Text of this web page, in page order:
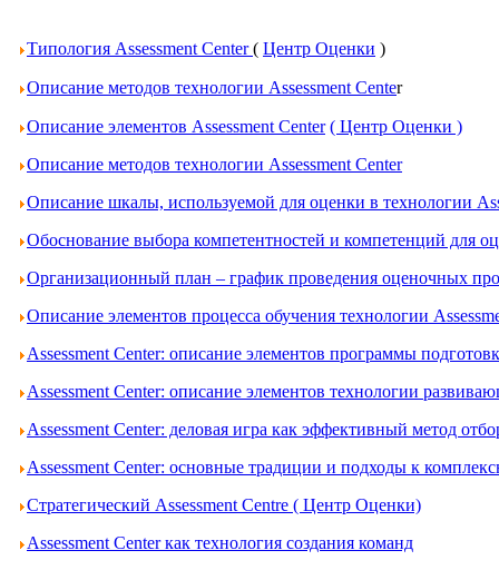
Типология Assessment Center( Центр Оценки )
Описание методов технологии Assessment Center
Описание элементов Assessment Center ( Центр Оценки )
Описание методов технологии Assessment Center
Описание шкалы, используемой для оценки в технологии
Обоснование выбора компетентностей и компетенций для
Организационный план – график проведения оценочных
Описание элементов процесса обучения технологии
Assessment Center: описание элементов программы
Assessment Center: описание элементов технологии
Assessment Center: деловая игра как эффективный метод
Assessment Center: основные традиции и подходы к
Стратегический Assessment Centre ( Центр Оценки)
Assessment Center как технология создания команд